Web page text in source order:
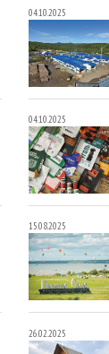
04.10.2025
04.10.2025
15.08.2025
26.02.2025